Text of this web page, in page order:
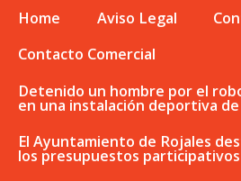
Home Aviso Legal
Contacto Comercial
Detenido un hombre por el
en una instalación deportiva
El Ayuntamiento de Rojales
los presupuestos participativos